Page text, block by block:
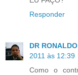
Responder
DR
2011 às 12:39
Como o